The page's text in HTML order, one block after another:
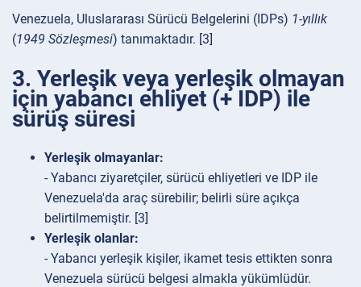
Venezuela, Uluslararası Sürücü Belgelerini (IDPs) 1-yıllık
(1949 Sözleşmesi) tanımaktadır. [3]
3. Yerleşik veya yerleşik olmayan
için yabancı ehliyet (+ IDP) ile
sürüş süresi
Yerleşik olmayanlar:
- Yabancı ziyaretçiler, sürücü ehliyetleri ve IDP ile
Venezuela'da araç sürebilir; belirli süre açıkça
belirtilmemiştir. [3]
Yerleşik olanlar:
- Yabancı yerleşik kişiler, ikamet tesis ettikten sonra
Venezuela sürücü belgesi almakla yükümlüdür.